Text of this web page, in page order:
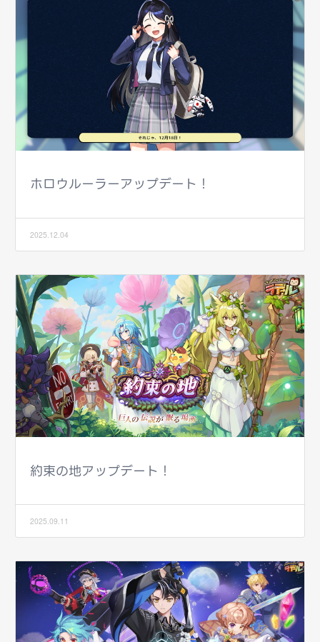
ホロウルーラーアップデート！
2025.12.04
約束の地アップデート！
2025.09.11